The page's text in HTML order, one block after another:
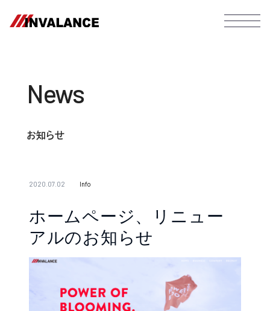
News
お知らせ
2020.07.02 Info
ホームページ、リニュー
アルのお知らせ